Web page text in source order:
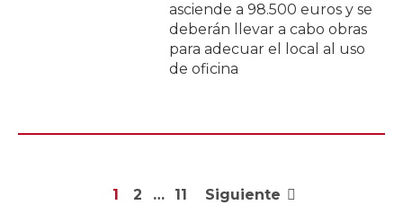
asciende a 98.500 euros y se
deberán llevar a cabo obras
para adecuar el local al uso
de oficina
1 2 … 11 Siguiente